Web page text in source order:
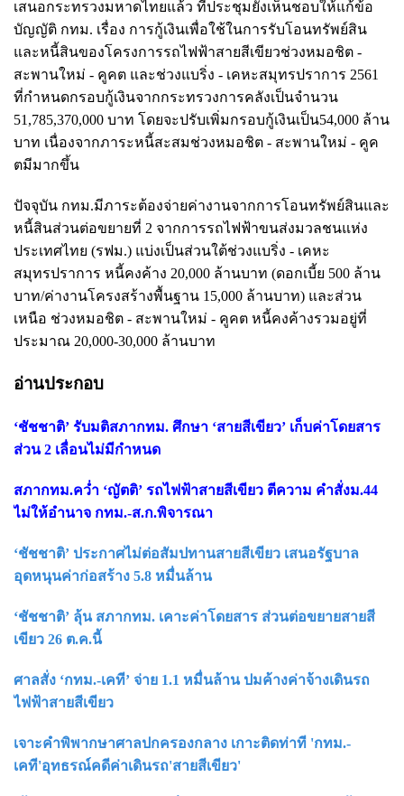
เสนอกระทรวงมหาดไทยแล้ว ที่ประชุมยังเห็นชอบให้แก้ข้อ
บัญญัติ กทม. เรื่อง การกู้เงินเพื่อใช้ในการรับโอนทรัพย์สิน
และหนี้สินของโครงการรถไฟฟ้าสายสีเขียวช่วงหมอชิต -
สะพานใหม่ - คูคต และช่วงแบริ่ง - เคหะสมุทรปราการ 2561
ที่กำหนดกรอบกู้เงินจากกระทรวงการคลังเป็นจำนวน
51,785,370,000 บาท โดยจะปรับเพิ่มกรอบกู้เงินเป็น54,000 ล้าน
บาท เนื่องจากภาระหนี้สะสมช่วงหมอชิต - สะพานใหม่ - คูค
ตมีมากขึ้น
ปัจจุบัน กทม.มีภาระต้องจ่ายค่างานจากการโอนทรัพย์สินและ
หนี้สินส่วนต่อขยายที่ 2 จากการรถไฟฟ้าขนส่งมวลชนแห่ง
ประเทศไทย (รฟม.) แบ่งเป็นส่วนใต้ช่วงแบริ่ง - เคหะ
สมุทรปราการ หนี้คงค้าง 20,000 ล้านบาท (ดอกเบี้ย 500 ล้าน
บาท/ค่างานโครงสร้างพื้นฐาน 15,000 ล้านบาท) และส่วน
เหนือ ช่วงหมอชิต - สะพานใหม่ - คูคต หนี้คงค้างรวมอยู่ที่
ประมาณ 20,000-30,000 ล้านบาท
อ่านประกอบ
‘ชัชชาติ’ รับมติสภากทม. ศึกษา ‘สายสีเขียว’ เก็บค่าโดยสาร
ส่วน 2 เลื่อนไม่มีกำหนด
สภากทม.คว่ำ ‘ญัตติ’ รถไฟฟ้าสายสีเขียว ตีความ คำสั่งม.44
ไม่ให้อำนาจ กทม.-ส.ก.พิจารณา
‘ชัชชาติ’ ประกาศไม่ต่อสัมปทานสายสีเขียว เสนอรัฐบาล
อุดหนุนค่าก่อสร้าง 5.8 หมื่นล้าน
‘ชัชชาติ’ ลุ้น สภากทม. เคาะค่าโดยสาร ส่วนต่อขยายสายสี
เขียว 26 ต.ค.นี้
ศาลสั่ง ‘กทม.-เคที’ จ่าย 1.1 หมื่นล้าน ปมค้างค่าจ้างเดินรถ
ไฟฟ้าสายสีเขียว
เจาะคำพิพากษาศาลปกครองกลาง เกาะติดท่าที 'กทม.-
เคที'อุทธรณ์คดีค่าเดินรถ'สายสีเขียว'